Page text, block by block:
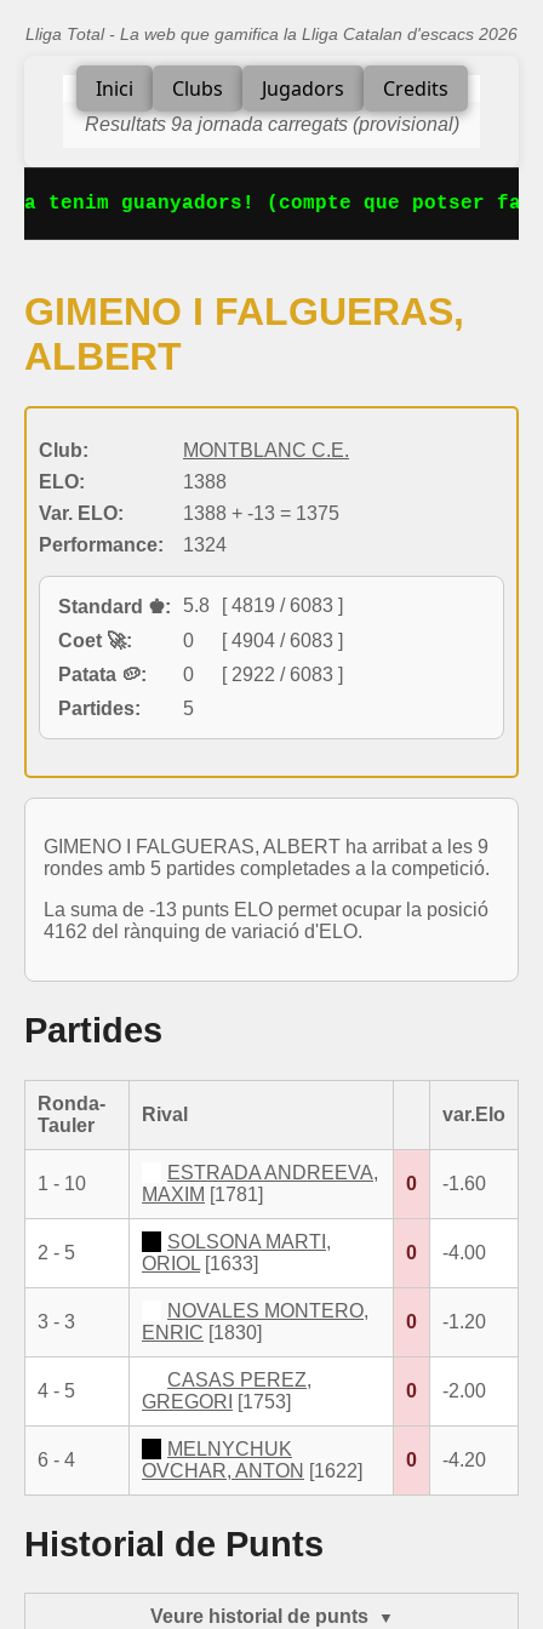
Lliga Total - La web que gamifica la Lliga Catalan d'escacs 2026
Inici Clubs Jugadors Credits
Resultats 9a jornada carregats (provisional)
tenim guanyadors! (compte que potser
GIMENO I FALGUERAS,
ALBERT
Club:
MONTBLANC C.E.
ELO:
1388
Var. ELO:
1388 + -13 = 1375
Performance:
1324
Standard ♚: 5.8
[ 4819 / 6083 ]
Coet 🚀:
0
[ 4904 / 6083 ]
Patata 🥔:
0
[ 2922 / 6083 ]
Partides:
5
GIMENO I FALGUERAS, ALBERT ha arribat a les 9
rondes amb 5 partides completades a la competició.
La suma de -13 punts ELO permet ocupar la posició
4162 del rànquing de variació d'ELO.
Partides
Ronda-
Tauler
Rival var.Elo
1 - 10
ESTRADA ANDREEVA,
MAXIM [1781]
0 -1.60
2 - 5
SOLSONA MARTI,
ORIOL [1633]
0 -4.00
3 - 3
NOVALES MONTERO,
ENRIC [1830]
0 -1.20
4 - 5
CASAS PEREZ,
GREGORI
[1753]
0 -2.00
6 - 4
MELNYCHUK
OVCHAR, ANTON [1622]
0 -4.20
Historial de Punts
Veure historial de punts